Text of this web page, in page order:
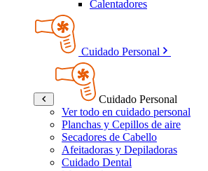
Calentadores
Cuidado Personal
Cuidado Personal
Ver todo en cuidado personal
Planchas y Cepillos de aire
Secadores de Cabello
Afeitadoras y Depiladoras
Cuidado Dental